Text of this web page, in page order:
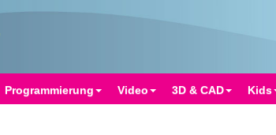
Programmierung Video 3D & CAD Kids